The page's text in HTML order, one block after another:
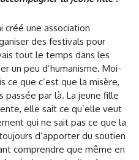
créé une association
des festivals pour
tout le temps dans les
un peu d’humanisme. Moi-
ce que c’est que la misère,
passée par là. La jeune fille
elle sait ce qu’elle veut
qui ne sait pas ce que la
d’apporter du soutien
comprendre que même en